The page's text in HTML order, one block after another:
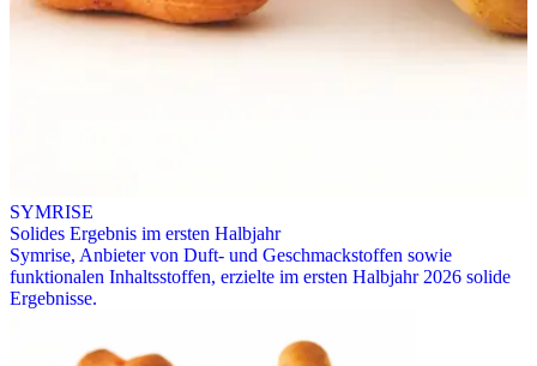
SYMRISE
Solides Ergebnis im ersten Halbjahr
Symrise, Anbieter von Duft- und Geschmackstoffen sowie
funktionalen Inhaltsstoffen, erzielte im ersten Halbjahr 2026 solide
Ergebnisse.